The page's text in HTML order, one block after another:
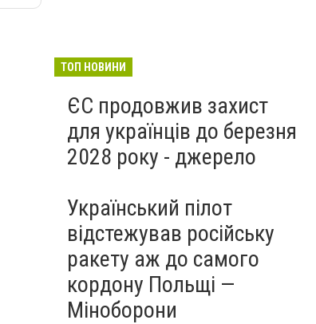
ТОП НОВИНИ
ЄС продовжив захист
для українців до березня
2028 року - джерело
Український пілот
відстежував російську
ракету аж до самого
кордону Польщі —
Міноборони